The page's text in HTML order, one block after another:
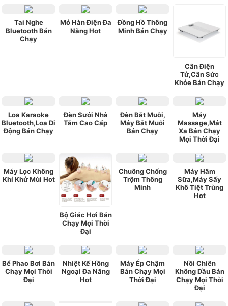
Tai Nghe
Bluetooth Bán
Chạy
Mỏ Hàn Điện Đa
Năng Hot
Đồng Hồ Thông
Minh Bán Chạy
Cân Điện
Tử,Cân Sức
Khỏe Bán Chạy
Loa Karaoke
Bluetooth,Loa Di
Động Bán Chạy
Đèn Sưởi Nhà
Tắm Cao Cấp
Đèn Bắt Muỗi,
Máy Bắt Muỗi
Bán Chạy
Máy
Massage,Mát
Xa Bán Chạy
Mọi Thời Đại
Máy Lọc Không
Khí Khử Mùi Hot
Bộ Giác Hơi Bán
Chạy Mọi Thời
Đại
Chuông Chống
Trộm Thông
Minh
Máy Hâm
Sữa,Máy Sấy
Khô Tiệt Trùng
Hot
Bể Phao Bơi Bán
Chạy Mọi Thời
Đại
Nhiệt Kế Hồng
Ngoại Đa Năng
Hot
Máy Ép Chậm
Bán Chạy Mọi
Thời Đại
Nồi Chiên
Không Dầu Bán
Chạy Mọi Thời
Đại